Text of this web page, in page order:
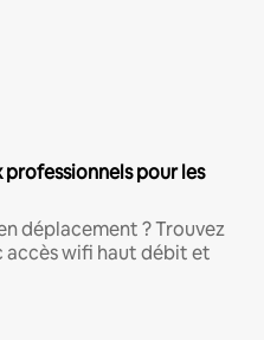
pour les
déplacement ? Trouvez
accès wifi haut débit et